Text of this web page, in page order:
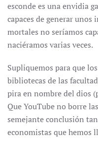
esconde es una envidia
capaces de generar unos
mortales no seríamos
naciéramos varias veces.
Supliquemos para que
bibliotecas de las
pira en nombre del dios
Que YouTube no borre
semejante conclusión
economistas que hemos